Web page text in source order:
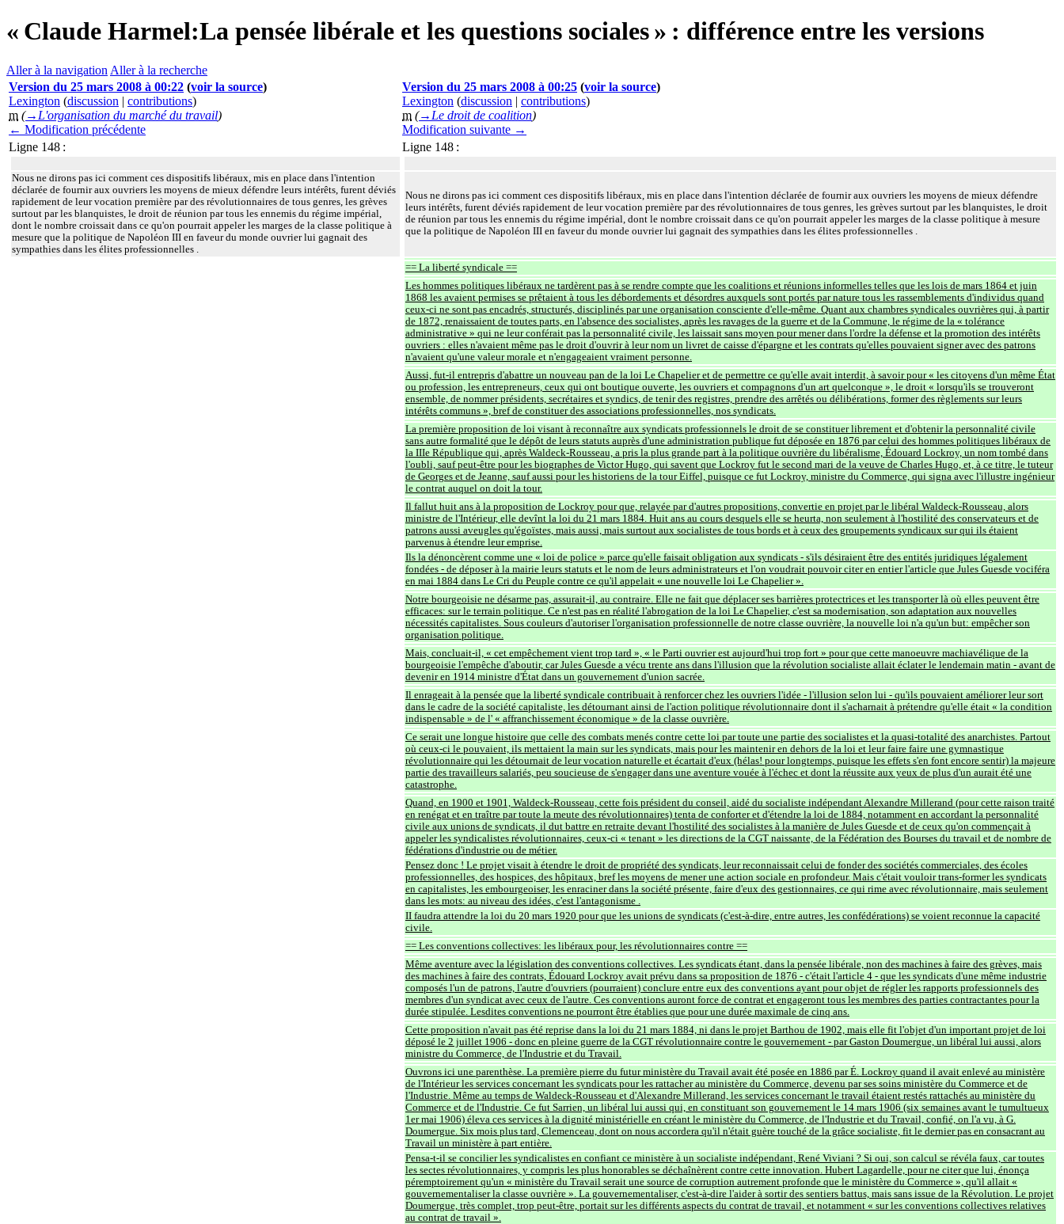
« Claude Harmel:La pensée libérale et les questions sociales » : différence entre les versions
Aller à la navigation Aller à la recherche
Version du 25 mars 2008 à 00:22 (voir la source)
Lexington (discussion | contributions)
m (→‎L'organisation du marché du travail)
← Modification précédente
Version du 25 mars 2008 à 00:25 (voir la source)
Lexington (discussion | contributions)
m (→‎Le droit de coalition)
Modification suivante →
Ligne 148 :
Ligne 148 :
Nous ne dirons pas ici comment ces dispositifs libéraux, mis en place dans l'intention
déclarée de fournir aux ouvriers les moyens de mieux défendre leurs intérêts, furent déviés
rapidement de leur vocation première par des révolutionnaires de tous genres, les grèves
surtout par les blanquistes, le droit de réunion par tous les ennemis du régime impérial,
dont le nombre croissait dans ce qu'on pourrait appeler les marges de la classe politique à
mesure que la politique de Napoléon III en faveur du monde ouvrier lui gagnait des
sympathies dans les élites professionnelles .
Nous ne dirons pas ici comment ces dispositifs libéraux, mis en place dans l'intention déclarée de fournir aux ouvriers les moyens de mieux défendre
leurs intérêts, furent déviés rapidement de leur vocation première par des révolutionnaires de tous genres, les grèves surtout par les blanquistes, le droit
de réunion par tous les ennemis du régime impérial, dont le nombre croissait dans ce qu'on pourrait appeler les marges de la classe politique à mesure
que la politique de Napoléon III en faveur du monde ouvrier lui gagnait des sympathies dans les élites professionnelles .
== La liberté syndicale ==
Les hommes politiques libéraux ne tardèrent pas à se rendre compte que les coalitions et réunions informelles telles que les lois de mars 1864 et juin
1868 les avaient permises se prêtaient à tous les débordements et désordres auxquels sont portés par nature tous les rassemblements d'individus quand
ceux-ci ne sont pas encadrés, structurés, disciplinés par une organisation consciente d'elle-même. Quant aux chambres syndicales ouvrières qui, à partir
de 1872, renaissaient de toutes parts, en l'absence des socialistes, après les ravages de la guerre et de la Commune, le régime de la « tolérance
administrative » qui ne leur conférait pas la personnalité civile, les laissait sans moyen pour mener dans l'ordre la défense et la promotion des intérêts
ouvriers : elles n'avaient même pas le droit d'ouvrir à leur nom un livret de caisse d'épargne et les contrats qu'elles pouvaient signer avec des patrons
n'avaient qu'une valeur morale et n'engageaient vraiment personne.
Aussi, fut-il entrepris d'abattre un nouveau pan de la loi Le Chapelier et de permettre ce qu'elle avait interdit, à savoir pour « les citoyens d'un même État
ou profession, les entrepreneurs, ceux qui ont boutique ouverte, les ouvriers et compagnons d'un art quelconque », le droit « lorsqu'ils se trouveront
ensemble, de nommer présidents, secrétaires et syndics, de tenir des registres, prendre des arrêtés ou délibérations, former des règlements sur leurs
intérêts communs », bref de constituer des associations professionnelles, nos syndicats.
La première proposition de loi visant à reconnaître aux syndicats professionnels le droit de se constituer librement et d'obtenir la personnalité civile
sans autre formalité que le dépôt de leurs statuts auprès d'une administration publique fut déposée en 1876 par celui des hommes politiques libéraux de
la IIIe République qui, après Waldeck-Rousseau, a pris la plus grande part à la politique ouvrière du libéralisme, Édouard Lockroy, un nom tombé dans
l'oubli, sauf peut-être pour les biographes de Victor Hugo, qui savent que Lockroy fut le second mari de la veuve de Charles Hugo, et, à ce titre, le tuteur
de Georges et de Jeanne, sauf aussi pour les historiens de la tour Eiffel, puisque ce fut Lockroy, ministre du Commerce, qui signa avec l'illustre ingénieur
le contrat auquel on doit la tour.
Il fallut huit ans à la proposition de Lockroy pour que, relayée par d'autres propositions, convertie en projet par le libéral Waldeck-Rousseau, alors
ministre de l'Intérieur, elle devînt la loi du 21 mars 1884. Huit ans au cours desquels elle se heurta, non seulement à l'hostilité des conservateurs et de
patrons aussi aveugles qu'égoïstes, mais aussi, mais surtout aux socialistes de tous bords et à ceux des groupements syndicaux sur qui ils étaient
parvenus à étendre leur emprise.
Ils la dénoncèrent comme une « loi de police » parce qu'elle faisait obligation aux syndicats - s'ils désiraient être des entités juridiques légalement
fondées - de déposer à la mairie leurs statuts et le nom de leurs administrateurs et l'on voudrait pouvoir citer en entier l'article que Jules Guesde vociféra
en mai 1884 dans Le Cri du Peuple contre ce qu'il appelait « une nouvelle loi Le Chapelier ».
Notre bourgeoisie ne désarme pas, assurait-il, au contraire. Elle ne fait que déplacer ses barrières protectrices et les transporter là où elles peuvent être
efficaces: sur le terrain politique. Ce n'est pas en réalité l'abrogation de la loi Le Chapelier, c'est sa modernisation, son adaptation aux nouvelles
nécessités capitalistes. Sous couleurs d'autoriser l'organisation professionnelle de notre classe ouvrière, la nouvelle loi n'a qu'un but: empêcher son
organisation politique.
Mais, concluait-il, « cet empêchement vient trop tard », « le Parti ouvrier est aujourd'hui trop fort » pour que cette manoeuvre machiavélique de la
bourgeoisie l'empêche d'aboutir, car Jules Guesde a vécu trente ans dans l'illusion que la révolution socialiste allait éclater le lendemain matin - avant de
devenir en 1914 ministre d'État dans un gouvernement d'union sacrée.
Il enrageait à la pensée que la liberté syndicale contribuait à renforcer chez les ouvriers l'idée - l'illusion selon lui - qu'ils pouvaient améliorer leur sort
dans le cadre de la société capitaliste, les détournant ainsi de l'action politique révolutionnaire dont il s'acharnait à prétendre qu'elle était « la condition
indispensable » de l' « affranchissement économique » de la classe ouvrière.
Ce serait une longue histoire que celle des combats menés contre cette loi par toute une partie des socialistes et la quasi-totalité des anarchistes. Partout
où ceux-ci le pouvaient, ils mettaient la main sur les syndicats, mais pour les maintenir en dehors de la loi et leur faire faire une gymnastique
révolutionnaire qui les détournait de leur vocation naturelle et écartait d'eux (hélas! pour longtemps, puisque les effets s'en font encore sentir) la majeure
partie des travailleurs salariés, peu soucieuse de s'engager dans une aventure vouée à l'échec et dont la réussite aux yeux de plus d'un aurait été une
catastrophe.
Quand, en 1900 et 1901, Waldeck-Rousseau, cette fois président du conseil, aidé du socialiste indépendant Alexandre Millerand (pour cette raison traité
en renégat et en traître par toute la meute des révolutionnaires) tenta de conforter et d'étendre la loi de 1884, notamment en accordant la personnalité
civile aux unions de syndicats, il dut battre en retraite devant l'hostilité des socialistes à la manière de Jules Guesde et de ceux qu'on commençait à
appeler les syndicalistes révolutionnaires, ceux-ci « tenant » les directions de la CGT naissante, de la Fédération des Bourses du travail et de nombre de
fédérations d'industrie ou de métier.
Pensez donc ! Le projet visait à étendre le droit de propriété des syndicats, leur reconnaissait celui de fonder des sociétés commerciales, des écoles
professionnelles, des hospices, des hôpitaux, bref les moyens de mener une action sociale en profondeur. Mais c'était vouloir trans-former les syndicats
en capitalistes, les embourgeoiser, les enraciner dans la société présente, faire d'eux des gestionnaires, ce qui rime avec révolutionnaire, mais seulement
dans les mots: au niveau des idées, c'est l'antagonisme .
II faudra attendre la loi du 20 mars 1920 pour que les unions de syndicats (c'est-à-dire, entre autres, les confédérations) se voient reconnue la capacité
civile.
== Les conventions collectives: les libéraux pour, les révolutionnaires contre ==
Même aventure avec la législation des conventions collectives. Les syndicats étant, dans la pensée libérale, non des machines à faire des grèves, mais
des machines à faire des contrats, Édouard Lockroy avait prévu dans sa proposition de 1876 - c'était l'article 4 - que les syndicats d'une même industrie
composés l'un de patrons, l'autre d'ouvriers (pourraient) conclure entre eux des conventions ayant pour objet de régler les rapports professionnels des
membres d'un syndicat avec ceux de l'autre. Ces conventions auront force de contrat et engageront tous les membres des parties contractantes pour la
durée stipulée. Lesdites conventions ne pourront être établies que pour une durée maximale de cinq ans.
Cette proposition n'avait pas été reprise dans la loi du 21 mars 1884, ni dans le projet Barthou de 1902, mais elle fit l'objet d'un important projet de loi
déposé le 2 juillet 1906 - donc en pleine guerre de la CGT révolutionnaire contre le gouvernement - par Gaston Doumergue, un libéral lui aussi, alors
ministre du Commerce, de l'Industrie et du Travail.
Ouvrons ici une parenthèse. La première pierre du futur ministère du Travail avait été posée en 1886 par É. Lockroy quand il avait enlevé au ministère
de l'Intérieur les services concernant les syndicats pour les rattacher au ministère du Commerce, devenu par ses soins ministère du Commerce et de
l'Industrie. Même au temps de Waldeck-Rousseau et d'Alexandre Millerand, les services concernant le travail étaient restés rattachés au ministère du
Commerce et de l'Industrie. Ce fut Sarrien, un libéral lui aussi qui, en constituant son gouvernement le 14 mars 1906 (six semaines avant le tumultueux
1er mai 1906) éleva ces services à la dignité ministérielle en créant le ministère du Commerce, de l'Industrie et du Travail, confié, on l'a vu, à G.
Doumergue. Six mois plus tard, Clemenceau, dont on nous accordera qu'il n'était guère touché de la grâce socialiste, fit le dernier pas en consacrant au
Travail un ministère à part entière.
Pensa-t-il se concilier les syndicalistes en confiant ce ministère à un socialiste indépendant, René Viviani ? Si oui, son calcul se révéla faux, car toutes
les sectes révolutionnaires, y compris les plus honorables se déchaînèrent contre cette innovation. Hubert Lagardelle, pour ne citer que lui, énonça
péremptoirement qu'un « ministère du Travail serait une source de corruption autrement profonde que le ministère du Commerce », qu'il allait «
gouvernementaliser la classe ouvrière ». La gouvernementaliser, c'est-à-dire l'aider à sortir des sentiers battus, mais sans issue de la Révolution. Le projet
Doumergue, très complet, trop peut-être, portait sur les différents aspects du contrat de travail, et notamment « sur les conventions collectives relatives
au contrat de travail ».